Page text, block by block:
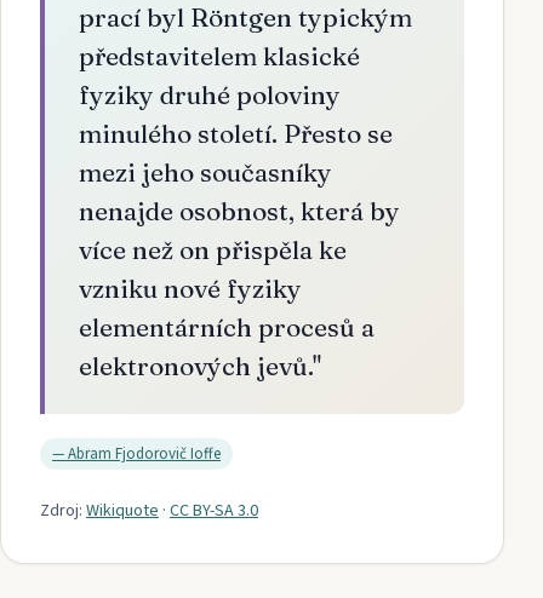
prací byl Röntgen typickým
představitelem klasické
fyziky druhé poloviny
minulého století. Přesto se
mezi jeho současníky
nenajde osobnost, která by
více než on přispěla ke
vzniku nové fyziky
elementárních procesů a
elektronových jevů."
—Abram Fjodorovič Ioffe
Zdroj: Wikiquote · CC BY-SA 3.0